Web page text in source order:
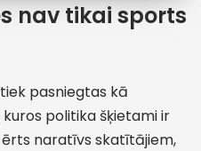
nav tikai sports
pasniegtas kā
politika šķietami ir
ērts naratīvs skatītājiem,